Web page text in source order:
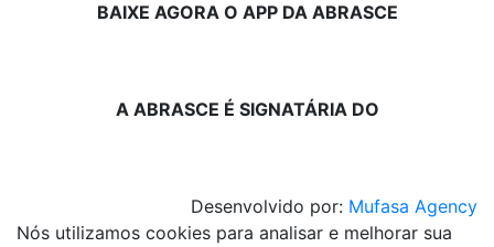
BAIXE AGORA O APP DA ABRASCE
A ABRASCE É SIGNATÁRIA DO
Desenvolvido por: Mufasa Agency
Nós utilizamos cookies para analisar e melhorar sua